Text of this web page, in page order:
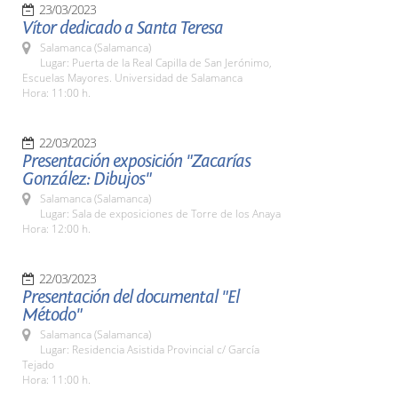
23/03/2023
Vítor dedicado a Santa Teresa
Salamanca (Salamanca)
Lugar: Puerta de la Real Capilla de San Jerónimo,
Escuelas Mayores. Universidad de Salamanca
Hora: 11:00 h.
22/03/2023
Presentación exposición "Zacarías
González: Dibujos"
Salamanca (Salamanca)
Lugar: Sala de exposiciones de Torre de los Anaya
Hora: 12:00 h.
22/03/2023
Presentación del documental "El
Método"
Salamanca (Salamanca)
Lugar: Residencia Asistida Provincial c/ García
Tejado
Hora: 11:00 h.